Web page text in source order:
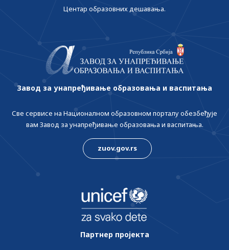
Центар образовних дешавања.
Завод за унапређивање образовања и васпитања
Све сервисе на Националном образовном порталу обезбеђује
вам Завод за унапређивање образовања и васпитања.
zuov.gov.rs
Партнер пројекта